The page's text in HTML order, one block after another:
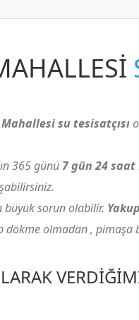
su tesisatçısı
365 günü 7 gün 24 saat
büyük sorun olabilir.
dökme olmadan , pimaşa